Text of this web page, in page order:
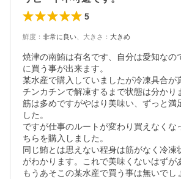
5
鮮度 ： 非常に良い 大きさ ： 大きめ
焼津の南鮪は有名です、自分は愛知なの
に買う事が出来ます。
某水産で購入していましたが冷凍具合が
チンカチンで解凍するまで状態は分かり
筋は多めですがやはり美味い、ずっと満
した。
ですが仕事のルートが変わり買えなくな
ちらを購入しました。
同じ鮪とは思えない程身は筋がなく冷凍
がわかります。これで美味くないはずが
もうあそこの某水産で買う事は無いでし